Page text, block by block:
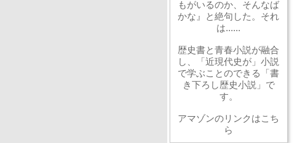
もがいるのか、そんなば
かな』と絶句した。それ
は......
歴史書と青春小説が融合
し、「近現代史が」小説
で学ぶことのできる「書
き下ろし歴史小説」で
す。
アマゾンのリンクはこち
ら